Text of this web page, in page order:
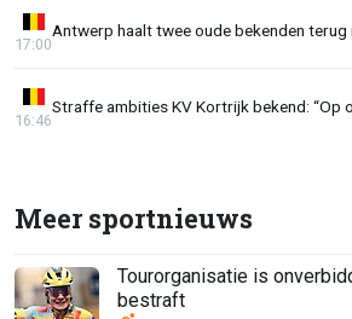
Antwerp haalt twee oude bekenden terug
17:00
Straffe ambities KV Kortrijk bekend: “Op
16:46
Meer sportnieuws
Tourorganisatie is
bestraft